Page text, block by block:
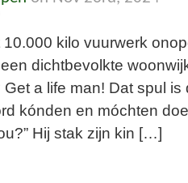
10.000 kilo vuurwerk
dichtbevolkte
a life man! Dat spul is
kónden en móchten
Hij stak zijn kin […]